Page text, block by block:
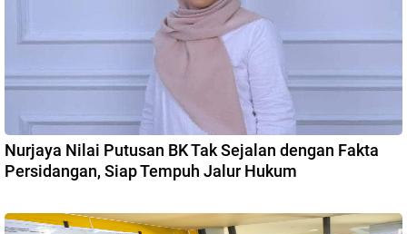
Nurjaya Nilai Putusan BK Tak Sejalan dengan Fakta
Persidangan, Siap Tempuh Jalur Hukum